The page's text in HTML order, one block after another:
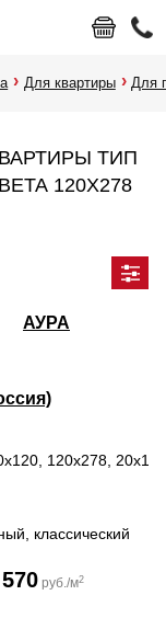
Для квартиры Для
ТИП
120Х278
120x278,
классический
руб./м2